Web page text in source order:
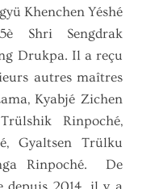
Khenchen Yéshé
Shri Sengdrak
Drukpa. Il a reçu
autres maîtres
Kyabjé Zichen
Rinpoché,
Gyaltsen Trülku
Rinpoché. De